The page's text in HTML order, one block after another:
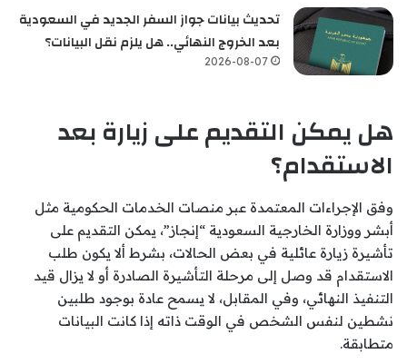
تحديث بيانات جواز السفر الجديد في السعودية
بعد الخروج النهائي.. هل يلزم نقل البيانات؟
2026-08-07
هل يمكن التقديم على زيارة بعد
الاستقدام؟
وفق الإجراءات المعتمدة عبر منصات الخدمات الحكومية مثل
أبشر ووزارة الخارجية السعودية “إنجاز”، يمكن التقديم على
تأشيرة زيارة عائلية في بعض الحالات، بشرط ألا يكون طلب
الاستقدام قد وصل إلى مرحلة التأشيرة الصادرة أو لا يزال قيد
التنفيذ النهائي، وفي المقابل، لا يسمح عادة بوجود طلبين
نشطين لنفس الشخص في الوقت ذاته إذا كانت البيانات
متطابقة.